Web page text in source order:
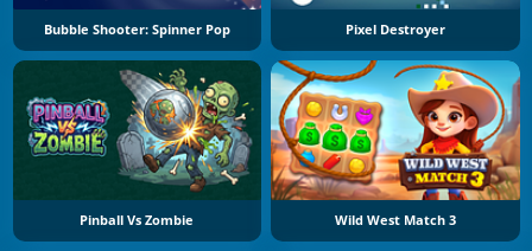
Bubble Shooter: Spinner Pop Pixel Destroyer
Pinball Vs Zombie Wild West Match 3